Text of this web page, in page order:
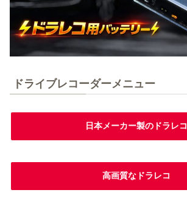
ドライブレコーダーメニュー
日本メーカー製のドラレコ
高画質なドラレコ